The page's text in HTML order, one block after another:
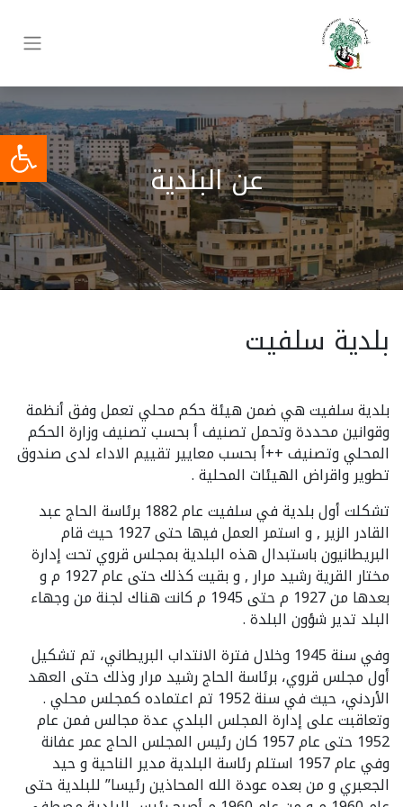
عن البلدية
بلدية سلفيت
بلدية سلفيت هي ضمن هيئة حكم محلي تعمل وفق أنظمة
وقوانين محددة وتحمل تصنيف أ بحسب تصنيف وزارة الحكم
المحلي وتصنيف ++أ بحسب معايير تقييم الاداء لدى صندوق
تطوير واقراض الهيئات المحلية .
تشكلت أول بلدية في سلفيت عام 1882 برئاسة الحاج عبد
القادر الزير , و استمر العمل فيها حتى 1927 حيث قام
البريطانيون باستبدال هذه البلدية بمجلس قروي تحت إدارة
مختار القرية رشيد مرار , و بقيت كذلك حتى عام 1927 م و
بعدها من 1927 م حتى 1945 م كانت هناك لجنة من وجهاء
البلد تدير شؤون البلدة .
وفي سنة 1945 وخلال فترة الانتداب البريطاني، تم تشكيل
أول مجلس قروي، برئاسة الحاج رشيد مرار وذلك حتى العهد
الأردني، حيث في سنة 1952 تم اعتماده كمجلس محلي .
وتعاقبت على إدارة المجلس البلدي عدة مجالس فمن عام
1952 حتى عام 1957 كان رئيس المجلس الحاج عمر عفانة
وفي عام 1957 استلم رئاسة البلدية مدير الناحية و حيد
الجعبري و من بعده عودة الله المحاذين رئيسا” للبلدية حتى